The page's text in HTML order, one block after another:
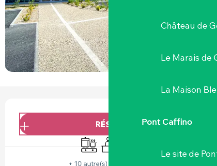
Château de
Le Marais de
La Maison
Pont Caffino
Le site de
RÉSERVER
Plaque de cuisson
Séminaires
+ 10 autre(s) prestation(s)